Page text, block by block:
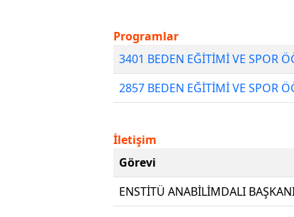
Programlar
3401 BEDEN EĞİTİMİ VE SPOR
2857 BEDEN EĞİTİMİ VE SPOR
İletişim
Görevi
ENSTİTÜ ANABİLİMDALI